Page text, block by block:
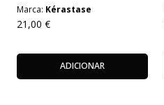
Marca: Kérastase
21,00 €
ADICIONAR